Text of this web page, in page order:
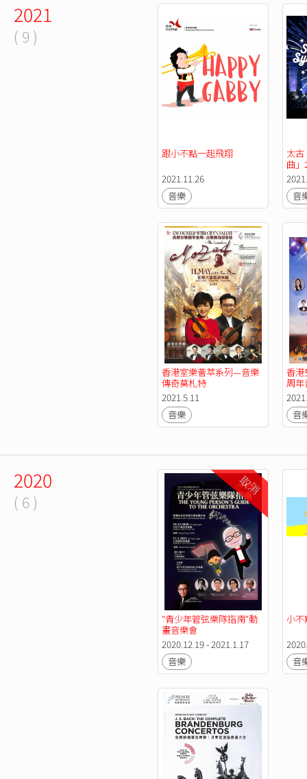
2021
( 9 )
跟小不點一起飛翔
2021.11.26
音樂
太
曲」
音
香港室樂薈萃系列—音樂
傳奇莫札特
2021.5.11
音樂
香港
周年
音
2020
( 6 )
取消
"青少年管弦樂隊指南"動
畫音樂會
2020.12.19 - 2021.1.17
音樂
小不
音